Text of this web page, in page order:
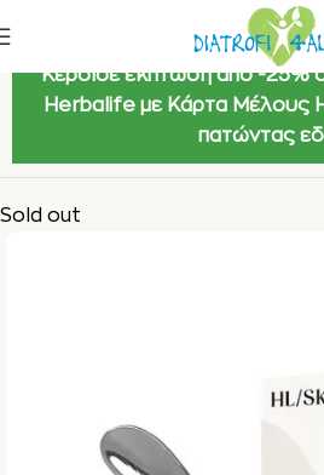
Κέρδισε έκπτωση από -25%
Herbalife με Κάρτα Μέλους
πατώντας
Sold out